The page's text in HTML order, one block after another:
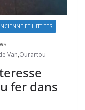
ET HITTITES
Van,Ourartou
fer dans